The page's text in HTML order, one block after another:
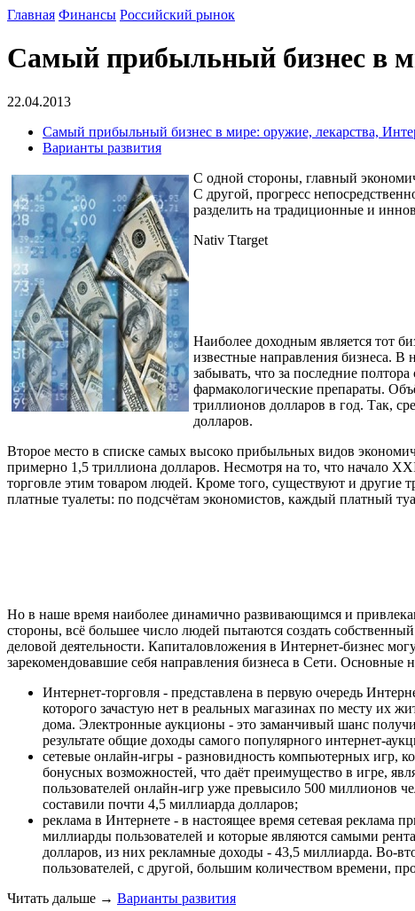
Главная Финансы Российский рынок
Самый прибыльный бизнес в
22.04.2013
Самый прибыльный бизнес в мире: оружие, лекарства,
Варианты развития
С одной стороны, главный
С другой, прогресс
разделить на традиционные и
Nativ Ttarget
Наиболее доходным является тот
известные направления бизнеса. В
забывать, что за последние
фармакологические препараты.
триллионов долларов в год. Так,
долларов.
Второе место в списке самых высоко прибыльных видов
примерно 1,5 триллиона долларов. Несмотря на то, что начало
торговле этим товаром людей. Кроме того, существуют и
платные туалеты: по подсчётам экономистов, каждый платный
Но в наше время наиболее динамично развивающимся и
стороны, всё большее число людей пытаются создать
деловой деятельности. Капиталовложения в Интернет-бизнес
зарекомендовавшие себя направления бизнеса в Сети.
Интернет-торговля - представлена в первую очередь
которого зачастую нет в реальных магазинах по месту их
дома. Электронные аукционы - это заманчивый шанс
результате общие доходы самого популярного интернет-
сетевые онлайн-игры - разновидность компьютерных игр,
бонусных возможностей, что даёт преимущество в игре,
пользователей онлайн-игр уже превысило 500 миллионов
составили почти 4,5 миллиарда долларов;
реклама в Интернете - в настоящее время сетевая реклама
миллиарды пользователей и которые являются самыми
долларов, из них рекламные доходы - 43,5 миллиарда. Во-
пользователей, с другой, большим количеством времени,
Читать дальше → Варианты развития